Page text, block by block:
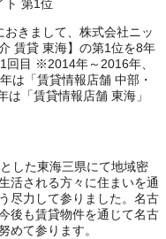
きまして、株式会社ニッ
賃貸 東海】の第1位を8年
回目 ※2014年～2016年、
は「賃貸情報店舗 中部・
「賃貸情報店舗 東海」
した東海三県にて地域密
活される方々に住まいを通
尽力して参りました。名古
後も賃貸物件を通じて名古
めて参ります。